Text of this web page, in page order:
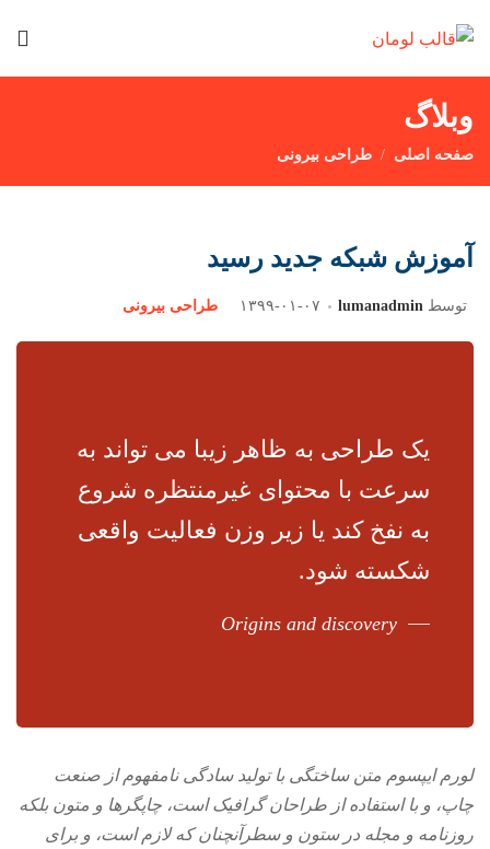
وبلاگ
صفحه اصلی طراحی بیرونی
آموزش شبکه جدید رسید
توسط lumanadmin ۱۳۹۹-۰۱-۰۷ طراحی بیرونی
یک طراحی به ظاهر زیبا می تواند به
سرعت با محتوای غیرمنتظره شروع
به نفخ کند یا زیر وزن فعالیت واقعی
شکسته شود.
لورم ایپسوم متن ساختگی با تولید سادگی نامفهوم از صنعت
چاپ، و با استفاده از طراحان گرافیک است، چاپگرها و متون بلکه
روزنامه و مجله در ستون و سطرآنچنان که لازم است، و برای